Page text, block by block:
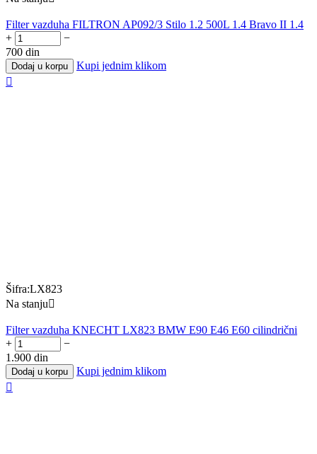
Filter vazduha FILTRON AP092/3 Stilo 1.2 500L 1.4 Bravo II 1.4
+
−
700 din
Dodaj u korpu
Kupi jednim klikom

Šifra:LX823
Na stanju
Filter vazduha KNECHT LX823 BMW E90 E46 E60 cilindrični
+
−
1.900 din
Dodaj u korpu
Kupi jednim klikom
